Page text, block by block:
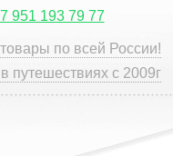
951 193 79 77
по всей России!
путешествиях с 2009г